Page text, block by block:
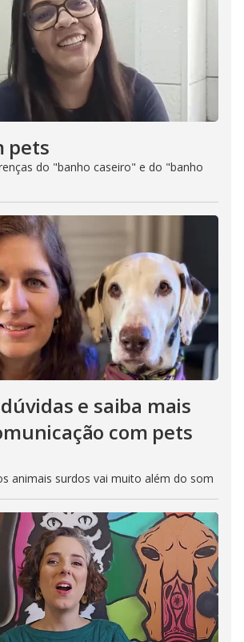
pets
do "banho caseiro" e do "banho
e saiba mais
com pets
animais surdos vai muito além do som